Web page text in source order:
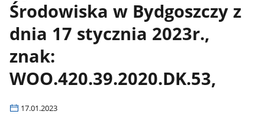
Środowiska w Bydgoszczy z
dnia 17 stycznia 2023r.,
znak:
WOO.420.39.2020.DK.53,
17.01.2023